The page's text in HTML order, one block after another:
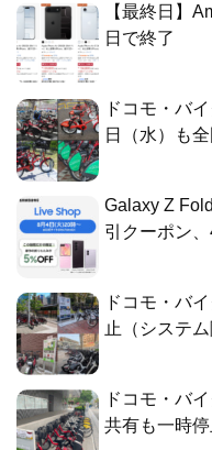
【最終日】
日で終了
ドコモ・バ
日（水）も
Galaxy Z
引クーポン
ドコモ・バ
止（システム
ドコモ・バ
共有も一時停